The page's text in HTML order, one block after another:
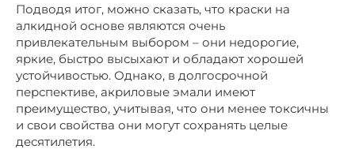
Подводя итог, можно сказать, что краски на
алкидной основе являются очень
привлекательным выбором – они недорогие,
яркие, быстро высыхают и обладают хорошей
устойчивостью. Однако, в долгосрочной
перспективе, акриловые эмали имеют
преимущество, учитывая, что они менее токсичны
и свои свойства они могут сохранять целые
десятилетия.